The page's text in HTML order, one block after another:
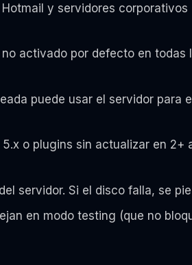
y servidores
activado por defecto en todas
puede usar el servidor para
o plugins sin actualizar en 2+
servidor. Si el disco falla, se
en modo testing (que no